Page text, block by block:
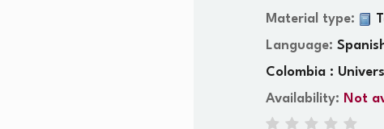
Material type:
Language:
Colombia :
Availability: Not